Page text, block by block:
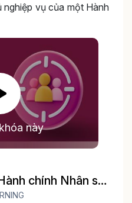
vụ của một Hành
này
chính Nhân sự
A-Z